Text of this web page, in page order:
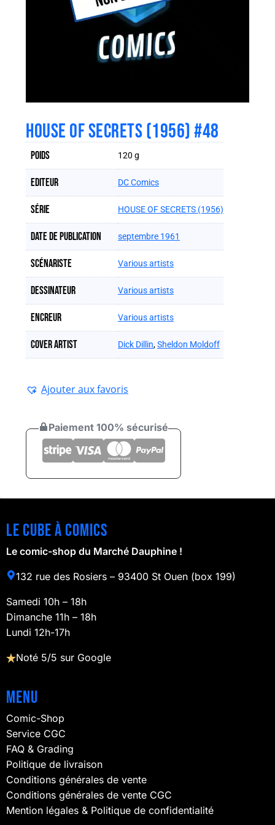
HOUSE OF SECRETS (1956) #48
Poids 120 g
Editeur DC Comics
Série HOUSE OF SECRETS (1956)
Date de publication septembre 1961
Scénariste Various artists
Dessinateur Various artists
Encreur Various artists
Cover artist Dick Dillin,Sheldon Moldoff
Ajouter aux favoris
Paiement 100% sécurisé
Le cube à comics
Le comic-shop du Marché Dauphine !
132 rue des Rosiers – 93400 St Ouen (box 199)
Samedi 10h – 18h
Dimanche 11h – 18h
Lundi 12h-17h
Noté 5/5 sur Google
Menu
Comic-Shop
Service CGC
FAQ & Grading
Politique de livraison
Conditions générales de vente
Conditions générales de vente CGC
Mention légales & Politique de confidentialité